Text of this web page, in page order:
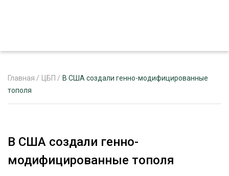
РЕКЛАМОДАТЕЛЯМ
Главная / ЦБП / В США создали генно-модифицированные
тополя
В США создали генно-
модифицированные тополя